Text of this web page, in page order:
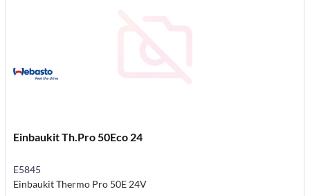
Einbaukit Th.Pro 50Eco 24
E5845
Einbaukit Thermo Pro 50E 24V